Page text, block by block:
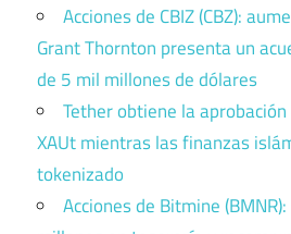
Acciones de CBIZ (CBZ):
Grant Thornton presenta un
de 5 mil millones de dólares
Tether obtiene la
XAUt mientras las finanzas
tokenizado
Acciones de Bitmine